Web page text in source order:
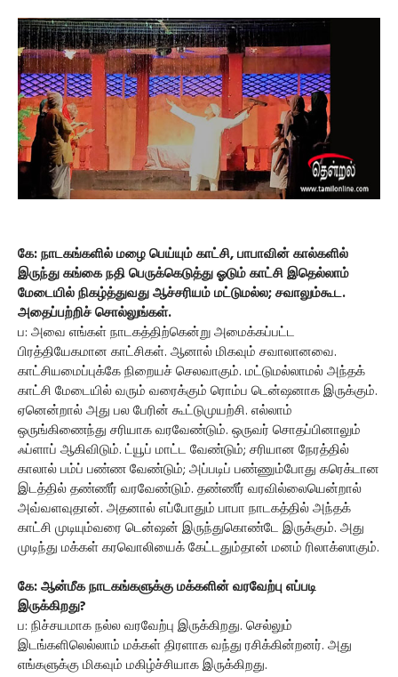
கே: நாடகங்களில் மழை பெய்யும் காட்சி, பாபாவின் கால்களில்
இருந்து கங்கை நதி பெருக்கெடுத்து ஓடும் காட்சி இதெல்லாம்
மேடையில் நிகழ்த்துவது ஆச்சரியம் மட்டுமல்ல; சவாலும்கூட.
அதைப்பற்றிச் சொல்லுங்கள்.
ப: அவை எங்கள் நாடகத்திற்கென்று அமைக்கப்பட்ட
பிரத்தியேகமான காட்சிகள். ஆனால் மிகவும் சவாலானவை.
காட்சியமைப்புக்கே நிறையச் செலவாகும். மட்டுமல்லாமல் அந்தக்
காட்சி மேடையில் வரும் வரைக்கும் ரொம்ப டென்ஷனாக இருக்கும்.
ஏனென்றால் அது பல பேரின் கூட்டுமுயற்சி. எல்லாம்
ஒருங்கிணைந்து சரியாக வரவேண்டும். ஒருவர் சொதப்பினாலும்
ஃப்ளாப் ஆகிவிடும். ட்யூப் மாட்ட வேண்டும்; சரியான நேரத்தில்
காலால் பம்ப் பண்ண வேண்டும்; அப்படிப் பண்ணும்போது கரெக்டான
இடத்தில் தண்ணீர் வரவேண்டும். தண்ணீர் வரவில்லையென்றால்
அவ்வளவுதான். அதனால் எப்போதும் பாபா நாடகத்தில் அந்தக்
காட்சி முடியும்வரை டென்ஷன் இருந்துகொண்டே இருக்கும். அது
முடிந்து மக்கள் கரவொலியைக் கேட்டதும்தான் மனம் ரிலாக்ஸாகும்.
கே: ஆன்மீக நாடகங்களுக்கு மக்களின் வரவேற்பு எப்படி
இருக்கிறது?
ப: நிச்சயமாக நல்ல வரவேற்பு இருக்கிறது. செல்லும்
இடங்களிலெல்லாம் மக்கள் திரளாக வந்து ரசிக்கின்றனர். அது
எங்களுக்கு மிகவும் மகிழ்ச்சியாக இருக்கிறது.